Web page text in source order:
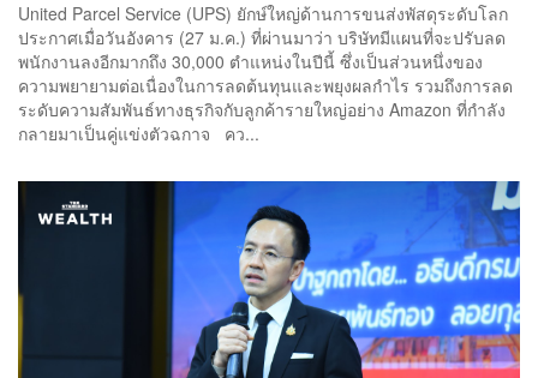
United Parcel Service (UPS) ยักษ์ใหญ่ด้านการขนส่งพัสดุระดับโลก
ประกาศเมื่อวันอังคาร (27 ม.ค.) ที่ผ่านมาว่า บริษัทมีแผนที่จะปรับลด
พนักงานลงอีกมากถึง 30,000 ตำแหน่งในปีนี้ ซึ่งเป็นส่วนหนึ่งของ
ความพยายามต่อเนื่องในการลดต้นทุนและพยุงผลกำไร รวมถึงการลด
ระดับความสัมพันธ์ทางธุรกิจกับลูกค้ารายใหญ่อย่าง Amazon ที่กำลัง
กลายมาเป็นคู่แข่งตัวฉกาจ คว...